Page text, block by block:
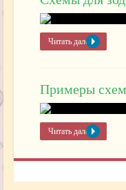
Читать далее »
Примеры
Читать далее »